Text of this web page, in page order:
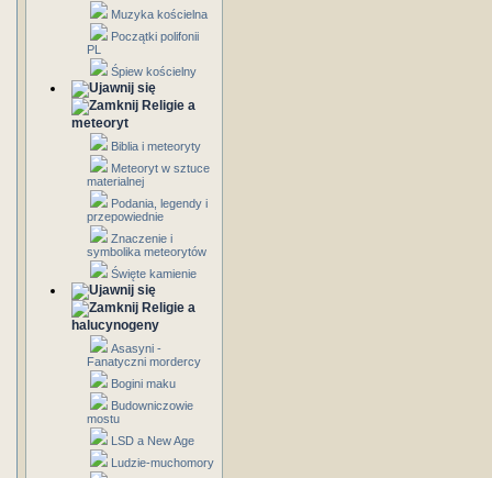
Muzyka kościelna
Początki polifonii
PL
Śpiew kościelny
Religie a
meteoryt
Biblia i meteoryty
Meteoryt w sztuce
materialnej
Podania, legendy i
przepowiednie
Znaczenie i
symbolika meteorytów
Święte kamienie
Religie a
halucynogeny
Asasyni -
Fanatyczni mordercy
Bogini maku
Budowniczowie
mostu
LSD a New Age
Ludzie-muchomory